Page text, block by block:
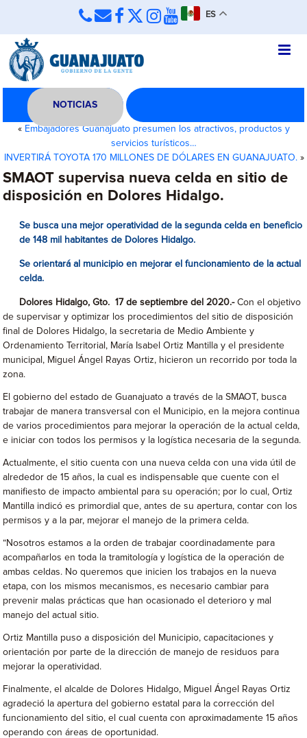
ES
NOTICIAS
« Embajadores Guanajuato presumen los atractivos, productos y
servicios turísticos…
INVERTIRÁ TOYOTA 170 MILLONES DE DÓLARES EN GUANAJUATO.»
SMAOT supervisa nueva celda en sitio de
disposición en Dolores Hidalgo.
Se busca una mejor operatividad de la segunda celda en beneficio
de 148 mil habitantes de Dolores Hidalgo.
Se orientará al municipio en mejorar el funcionamiento de la actual
celda.
Dolores Hidalgo, Gto. 17 de septiembre del 2020.-Con el objetivo
de supervisar y optimizar los procedimientos del sitio de disposición
final de Dolores Hidalgo, la secretaria de Medio Ambiente y
Ordenamiento Territorial, María Isabel Ortiz Mantilla y el presidente
municipal, Miguel Ángel Rayas Ortiz, hicieron un recorrido por toda la
zona.
El gobierno del estado de Guanajuato a través de la SMAOT, busca
trabajar de manera transversal con el Municipio, en la mejora continua
de varios procedimientos para mejorar la operación de la actual celda,
e iniciar con todos los permisos y la logística necesaria de la segunda.
Actualmente, el sitio cuenta con una nueva celda con una vida útil de
alrededor de 15 años, la cual es indispensable que cuente con el
manifiesto de impacto ambiental para su operación; por lo cual, Ortiz
Mantilla indicó es primordial que, antes de su apertura, contar con los
permisos y a la par, mejorar el manejo de la primera celda.
“Nosotros estamos a la orden de trabajar coordinadamente para
acompañarlos en toda la tramitología y logística de la operación de
ambas celdas. No queremos que inicien los trabajos en la nueva
etapa, con los mismos mecanismos, es necesario cambiar para
prevenir malas prácticas que han ocasionado el deterioro y mal
manejo del actual sitio.
Ortiz Mantilla puso a disposición del Municipio, capacitaciones y
orientación por parte de la dirección de manejo de residuos para
mejorar la operatividad.
Finalmente, el alcalde de Dolores Hidalgo, Miguel Ángel Rayas Ortiz
agradeció la apertura del gobierno estatal para la corrección del
funcionamiento del sitio, el cual cuenta con aproximadamente 15 años
operando con áreas de oportunidad.